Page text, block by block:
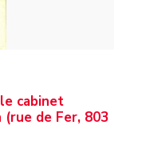
cabinet
de Fer, 803